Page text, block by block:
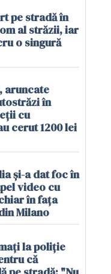
pe stradă în
al străzii, iar
o singură
aruncate
în
cu
cerut 1200 lei
și-a dat foc în
video cu
în fața
Milano
la poliție
că